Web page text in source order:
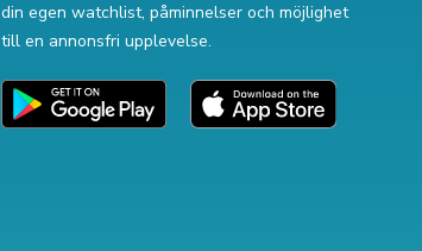
din egen watchlist, påminnelser och möjlighet
till en annonsfri upplevelse.